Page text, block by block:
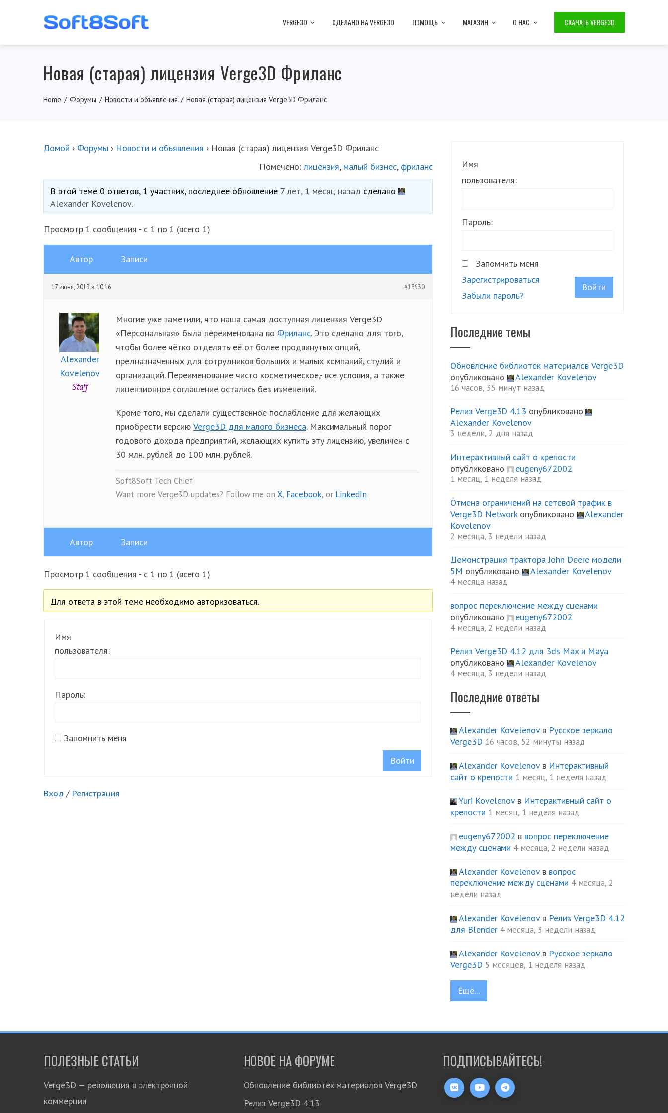
VERGE3D СДЕЛАНО НА VERGE3D ПОМОЩЬ МАГАЗИН О НАС СКАЧАТЬ VERGE3D
Новая (старая) лицензия Verge3D Фриланс
Home Форумы Новости и объявления Новая (старая) лицензия Verge3D Фриланс
Домой › Форумы › Новости и объявления › Новая (старая) лицензия Verge3D Фриланс
Помечено:лицензия, малый бизнес, фриланс
В этой теме 0 ответов, 1 участник, последнее обновление 7 лет, 1 месяц назад сделано
Alexander Kovelenov.
Просмотр 1 сообщения - с 1 по 1 (всего 1)
Автор Записи
17 июня, 2019 в 10:16 #13930
Alexander
Kovelenov
Staff
Многие уже заметили, что наша самая доступная лицензия Verge3D
«Персональная» была переименована во Фриланс. Это сделано для того,
чтобы более чётко отделять её от более продвинутых опций,
предназначенных для сотрудников больших и малых компаний, студий и
организаций. Переименование чисто косметическое,- все условия, а также
лицензионное соглашение остались без изменений.
Кроме того, мы сделали существенное послабление для желающих
приобрести версию Verge3D для малого бизнеса. Максимальный порог
годового дохода предприятий, желающих купить эту лицензию, увеличен с
30 млн. рублей до 100 млн. рублей.
Soft8Soft Tech Chief
Want more Verge3D updates? Follow me on X, Facebook, or LinkedIn
Автор Записи
Просмотр 1 сообщения - с 1 по 1 (всего 1)
Для ответа в этой теме необходимо авторизоваться.
Имя
пользователя:
Пароль:
Запомнить меня
Войти
Вход / Регистрация
Имя
пользователя:
Пароль:
Запомнить меня
Войти
Зарегистрироваться
Забыли пароль?
Последние темы
Обновление библиотек материалов Verge3D
опубликовано
Alexander Kovelenov
16 часов, 35 минут назад
Релиз Verge3D 4.13 опубликовано
Alexander Kovelenov
3 недели, 2 дня назад
Интерактивный сайт о крепости
опубликовано
eugeny672002
1 месяц, 1 неделя назад
Отмена ограничений на сетевой трафик в
Verge3D Networkопубликовано
Alexander
Kovelenov
2 месяца, 3 недели назад
Демонстрация трактора John Deere модели
5М опубликовано Alexander Kovelenov
4 месяца назад
вопрос переключение между сценами
опубликовано
eugeny672002
4 месяца, 2 недели назад
Релиз Verge3D 4.12 для 3ds Max и Maya
опубликовано
Alexander Kovelenov
4 месяца, 3 недели назад
Последние ответы
Alexander Kovelenovв Русское зеркало
Verge3D 16 часов, 52 минуты назад
Alexander Kovelenovв Интерактивный
сайт о крепости 1 месяц, 1 неделя назад
Yuri Kovelenovв Интерактивный сайт о
крепости 1 месяц, 1 неделя назад
eugeny672002 в вопрос переключение
между сценами 4 месяца, 2 недели назад
Alexander Kovelenovв вопрос
переключение между сценами 4 месяца, 2
недели назад
Alexander Kovelenovв Релиз Verge3D 4.12
для Blender 4 месяца, 3 недели назад
Alexander Kovelenovв Русское зеркало
Verge3D 5 месяцев, 1 неделя назад
Ещё...
ПОЛЕЗНЫЕ СТАТЬИ
Verge3D — революция в электронной
коммерции
НОВОЕ НА ФОРУМЕ
Обновление библиотек материалов Verge3D
Релиз Verge3D 4.13
ПОДПИСЫВАЙТЕСЬ!